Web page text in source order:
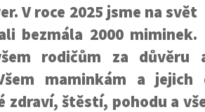
V roce 2025 jsme na svět
bezmála 2000 miminek.
rodičům za důvěru
maminkám a jejich
zdraví, štěstí, pohodu a